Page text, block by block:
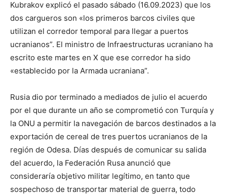
Kubrakov explicó el pasado sábado (16.09.2023) que los
dos cargueros son «los primeros barcos civiles que
utilizan el corredor temporal para llegar a puertos
ucranianos”. El ministro de Infraestructuras ucraniano ha
escrito este martes en X que ese corredor ha sido
«establecido por la Armada ucraniana”.
Rusia dio por terminado a mediados de julio el acuerdo
por el que durante un año se comprometió con Turquía y
la ONU a permitir la navegación de barcos destinados a la
exportación de cereal de tres puertos ucranianos de la
región de Odesa. Días después de comunicar su salida
del acuerdo, la Federación Rusa anunció que
consideraría objetivo militar legítimo, en tanto que
sospechoso de transportar material de guerra, todo